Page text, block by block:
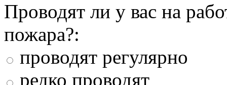
Проводят ли у вас на
пожара?:
проводят регулярно
редко проводят